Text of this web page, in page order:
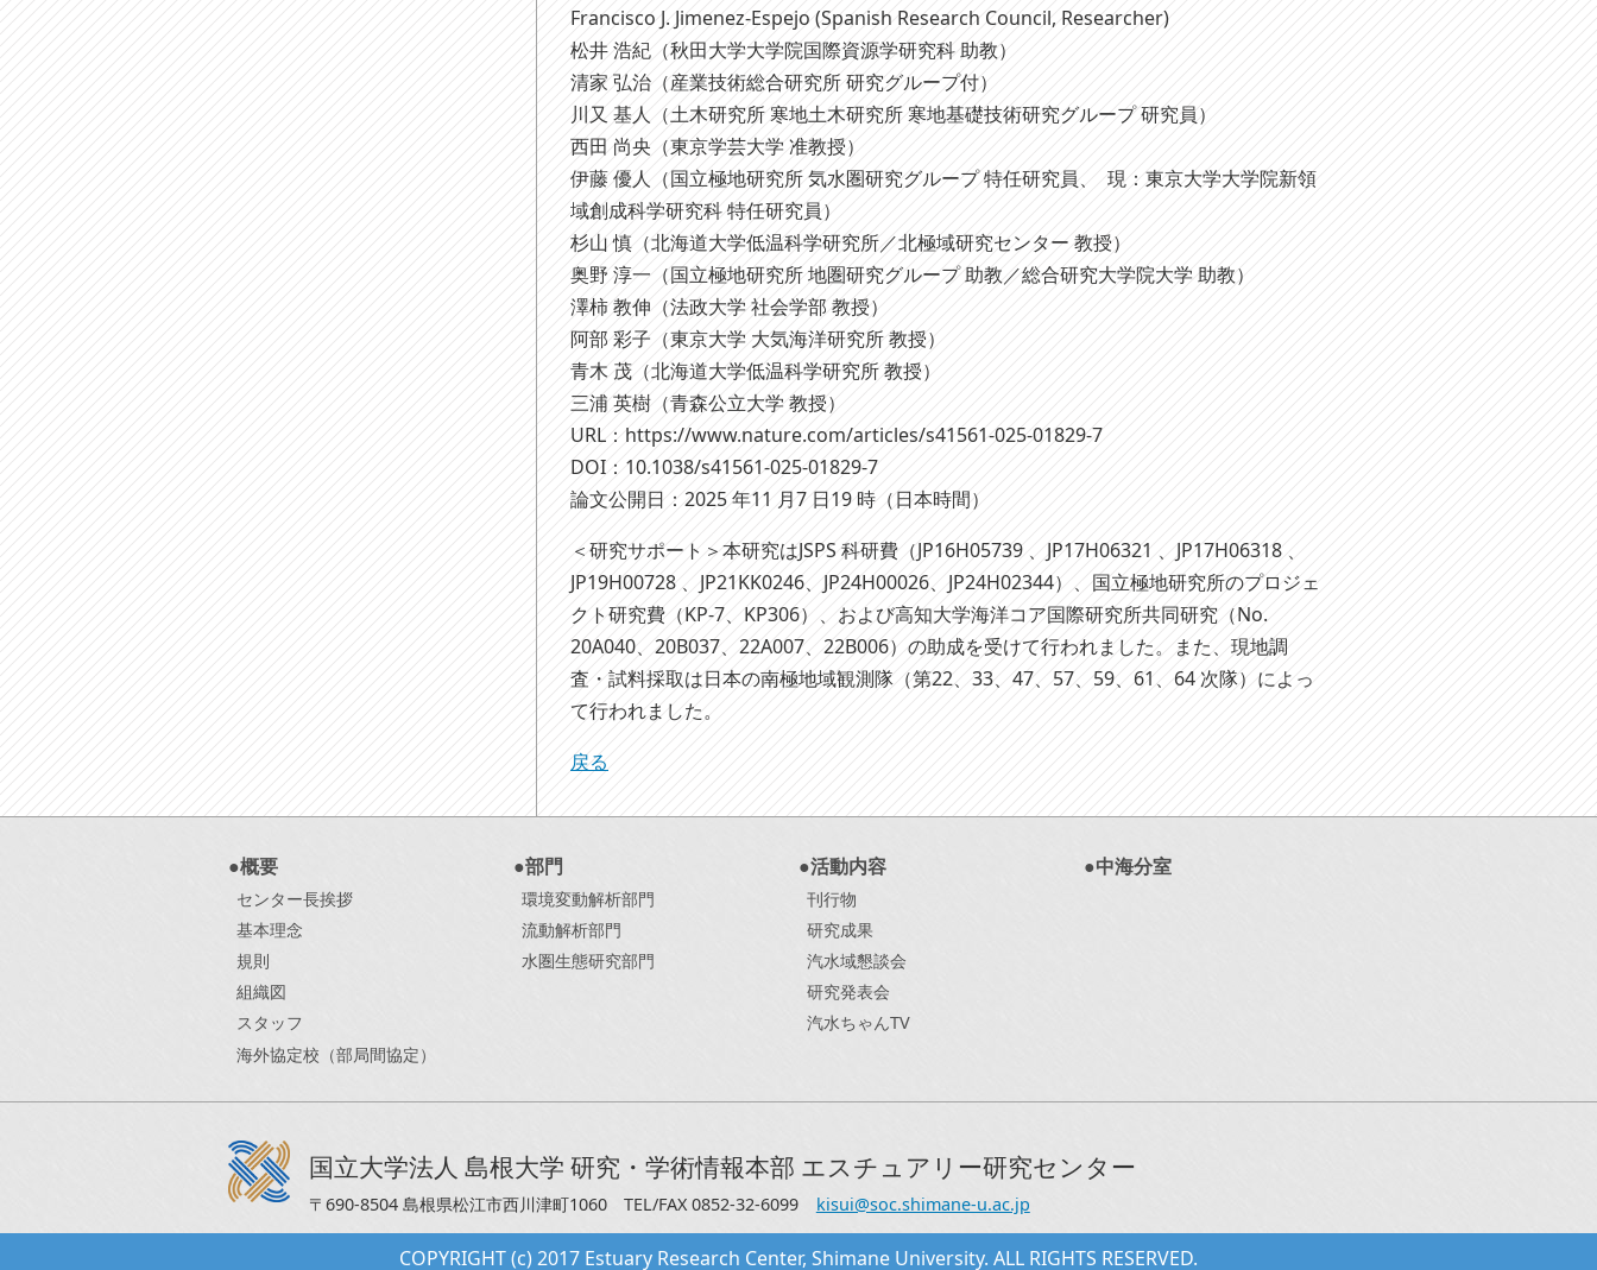
Francisco J. Jimenez-Espejo (Spanish Research Council, Researcher)
松井 浩紀（秋田大学大学院国際資源学研究科 助教）
清家 弘治（産業技術総合研究所 研究グループ付）
川又 基人（土木研究所 寒地土木研究所 寒地基礎技術研究グループ 研究員）
西田 尚央（東京学芸大学 准教授）
伊藤 優人（国立極地研究所 気水圏研究グループ 特任研究員、 現：東京大学大学院新領
域創成科学研究科 特任研究員）
杉山 慎（北海道大学低温科学研究所／北極域研究センター 教授）
奥野 淳一（国立極地研究所 地圏研究グループ 助教／総合研究大学院大学 助教）
澤柿 教伸（法政大学 社会学部 教授）
阿部 彩子（東京大学 大気海洋研究所 教授）
青木 茂（北海道大学低温科学研究所 教授）
三浦 英樹（青森公立大学 教授）
URL：https://www.nature.com/articles/s41561-025-01829-7
DOI：10.1038/s41561-025-01829-7
論文公開日：2025 年11 月7 日19 時（日本時間）
＜研究サポート＞本研究はJSPS 科研費（JP16H05739 、JP17H06321 、JP17H06318 、
JP19H00728 、JP21KK0246、JP24H00026、JP24H02344）、国立極地研究所のプロジェ
クト研究費（KP-7、KP306）、および高知大学海洋コア国際研究所共同研究（No.
20A040、20B037、22A007、22B006）の助成を受けて行われました。また、現地調
査・試料採取は日本の南極地域観測隊（第22、33、47、57、59、61、64 次隊）によっ
て行われました。
戻る
●概要
センター長挨拶
基本理念
規則
組織図
スタッフ
海外協定校（部局間協定）
●部門
環境変動解析部門
流動解析部門
水圏生態研究部門
●活動内容
刊行物
研究成果
汽水域懇談会
研究発表会
汽水ちゃんTV
●中海分室
国立大学法人 島根大学 研究・学術情報本部 エスチュアリー研究センター
〒690-8504 島根県松江市西川津町1060 TEL/FAX 0852-32-6099 kisui@soc.shimane-u.ac.jp
COPYRIGHT (c) 2017 Estuary Research Center, Shimane University. ALL RIGHTS RESERVED.